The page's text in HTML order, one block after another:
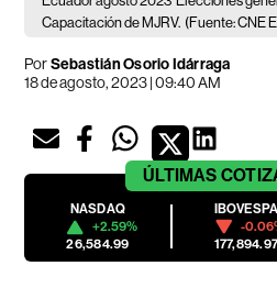
Capacitación de MJRV. (Fuente: CNE
PorSebastián Osorio Idárraga
18 de agosto, 2023 | 09:40 AM
ÚLTIMAS
NASDAQ
+2.59%
26,584.99
IBOVESPA
-
177,894.97